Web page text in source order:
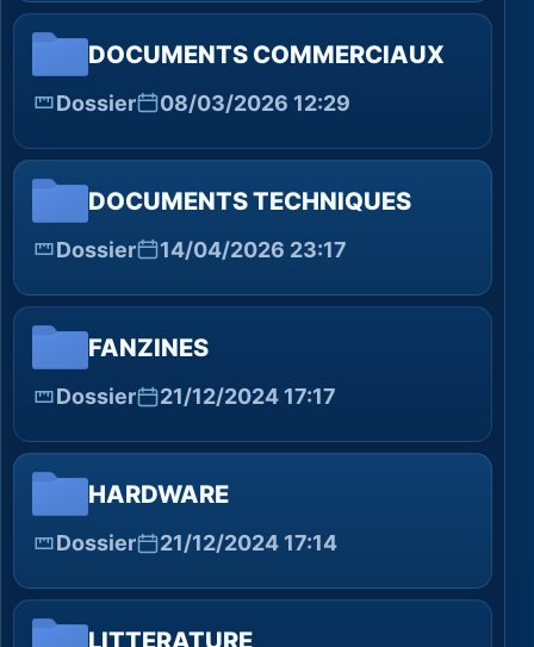
DOCUMENTS COMMERCIAUX
Dossier 08/03/2026 12:29
DOCUMENTS TECHNIQUES
Dossier 14/04/2026 23:17
FANZINES
Dossier 21/12/2024 17:17
HARDWARE
Dossier 21/12/2024 17:14
LITTERATURE